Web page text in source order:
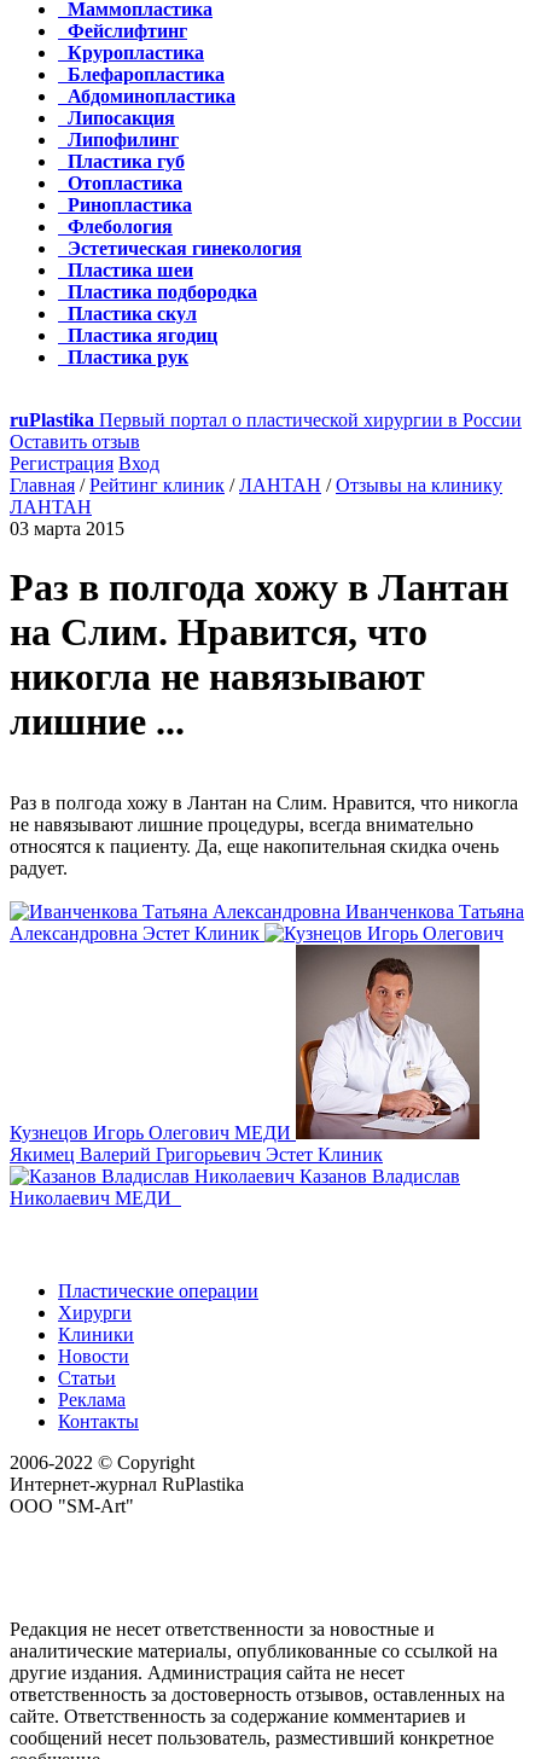
Маммопластика
Фейслифтинг
Круропластика
Блефаропластика
Абдоминопластика
Липосакция
Липофилинг
Пластика губ
Отопластика
Ринопластика
Флебология
Эстетическая гинекология
Пластика шеи
Пластика подбородка
Пластика скул
Пластика ягодиц
Пластика рук
ruPlastika Первый портал о пластической хирургии в России
Оставить отзыв
Регистрация Вход
Главная /Рейтинг клиник /ЛАНТАН /Отзывы на клинику
ЛАНТАН
03 марта 2015
Раз в полгода хожу в Лантан
на Слим. Нравится, что
никогла не навязывают
лишние ...
Раз в полгода хожу в Лантан на Слим. Нравится, что никогла
не навязывают лишние процедуры, всегда внимательно
относятся к пациенту. Да, еще накопительная скидка очень
радует.
Иванченкова Татьяна
Александровна Эстет Клиник
Кузнецов Игорь Олегович МЕДИ
Якимец Валерий Григорьевич Эстет Клиник
Казанов Владислав
Николаевич МЕДИ
Пластические операции
Хирурги
Клиники
Новости
Статьи
Реклама
Контакты
2006-2022 © Copyright
Интернет-журнал RuPlastika
ООО "SM-Art"
Редакция не несет ответственности за новостные и
аналитические материалы, опубликованные со ссылкой на
другие издания. Администрация сайта не несет
ответственность за достоверность отзывов, оставленных на
сайте. Ответственность за содержание комментариев и
сообщений несет пользователь, разместивший конкретное